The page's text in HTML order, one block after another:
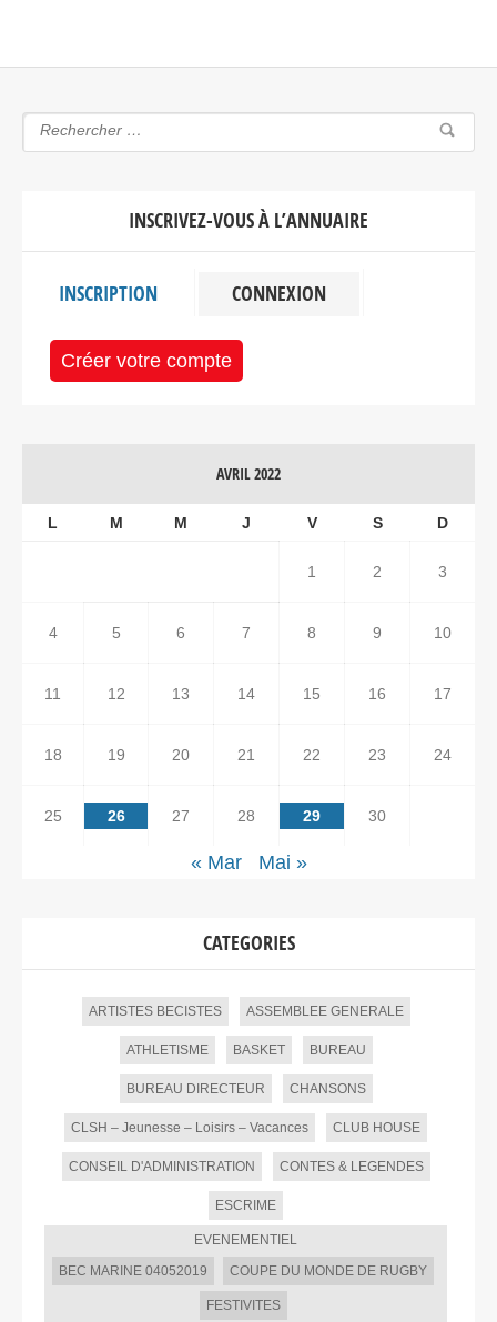
INSCRIVEZ-VOUS À L’ANNUAIRE
INSCRIPTION CONNEXION
Créer votre compte
AVRIL 2022
L M M J V S D
1 2 3
4 5 6 7 8 9 10
11 12 13 14 15 16 17
18 19 20 21 22 23 24
25 26 27 28 29 30
« Mar Mai »
CATEGORIES
ARTISTES BECISTES ASSEMBLEE GENERALE
ATHLETISME BASKET BUREAU
BUREAU DIRECTEUR CHANSONS
CLSH – Jeunesse – Loisirs – Vacances CLUB HOUSE
CONSEIL D'ADMINISTRATION CONTES & LEGENDES
ESCRIME
EVENEMENTIEL
BEC MARINE 04052019
COUPE DU MONDE DE RUGBY
FESTIVITES